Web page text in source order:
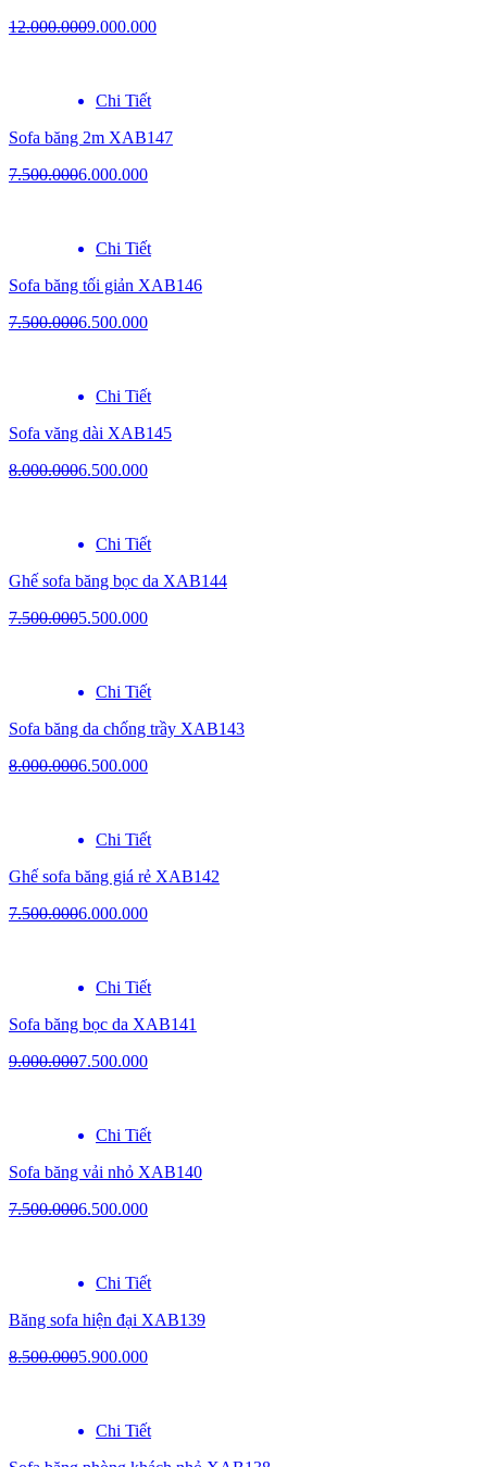
12.000.0009.000.000
Chi Tiết
Sofa băng 2m XAB147
7.500.0006.000.000
Chi Tiết
Sofa băng tối giản XAB146
7.500.0006.500.000
Chi Tiết
Sofa văng dài XAB145
8.000.0006.500.000
Chi Tiết
Ghế sofa băng bọc da XAB144
7.500.0005.500.000
Chi Tiết
Sofa băng da chống trầy XAB143
8.000.0006.500.000
Chi Tiết
Ghế sofa băng giá rẻ XAB142
7.500.0006.000.000
Chi Tiết
Sofa băng bọc da XAB141
9.000.0007.500.000
Chi Tiết
Sofa băng vải nhỏ XAB140
7.500.0006.500.000
Chi Tiết
Băng sofa hiện đại XAB139
8.500.0005.900.000
Chi Tiết